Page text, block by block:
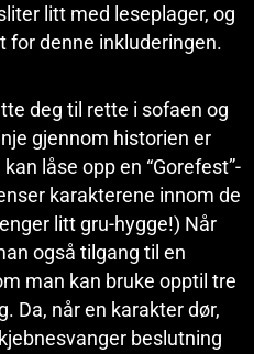
litt med leseplager, og
for denne inkluderingen.
deg til rette i sofaen og
gjennom historien er
låse opp en “Gorefest”-
karakterene innom de
litt gru-hygge!) Når
også tilgang til en
man kan bruke opptil tre
Da, når en karakter dør,
beslutning